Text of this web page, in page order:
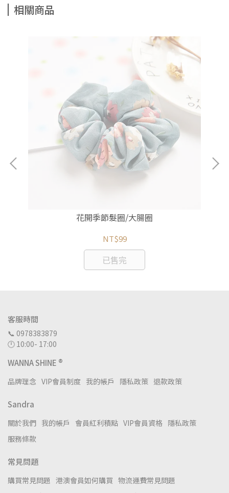
相關商品
花開季節髮圈/大腸圈
NT$99
已售完
客服時間
📞 0978383879
🕛 10:00- 17:00
WANNA SHINE ®
品牌理念 VIP會員制度 我的帳戶 隱私政策 退款政策
Sandra
關於我們 我的帳戶 會員紅利積點 VIP會員資格 隱私政策
服務條款
常見問題
購買常見問題 港澳會員如何購買 物流運費常見問題